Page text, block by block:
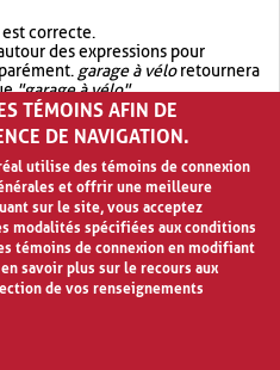
correcte.
des expressions pour
garage à véloretournera
"garage à vélo".
avec OR.garage OR vélo
résultat quegarage à vélo
TÉMOINS AFIN DE
DE NAVIGATION.
utilise des témoins de connexion
et offrir une meilleure
sur le site, vous acceptez
modalités spécifiées aux conditions
témoins de connexion en modifiant
savoir plus sur le recours aux
de vos renseignements